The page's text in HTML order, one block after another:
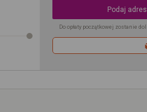
Podaj
Do opłaty początkowej zostanie